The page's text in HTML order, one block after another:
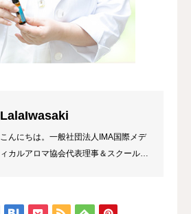
LalaIwasaki
こんにちは。一般社団法人IMA国際メデ
ィカルアロマ協会代表理事＆スクール校
トレーナーになり、HAWAIIのマナカー